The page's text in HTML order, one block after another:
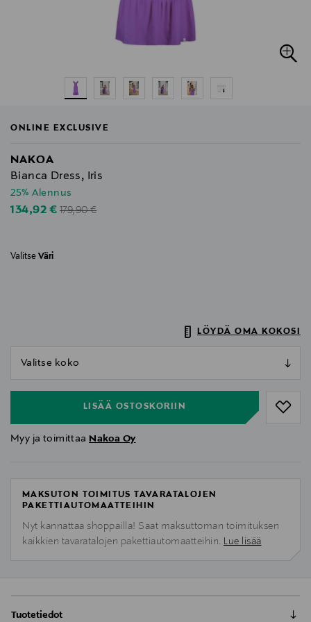
ONLINE EXCLUSIVE
NAKOA
Bianca Dress, Iris
25% Alennus
Discounted Price
134,92 €Original Price
179,90 €
Valitse Väri
LÖYDÄ OMA KOKOSI
LISÄÄ OSTOSKORIIN
Myy ja toimittaa Nakoa Oy
MAKSUTON TOIMITUS TAVARATALOJEN
PAKETTIAUTOMAATTEIHIN
Nyt kannattaa shoppailla! Saat maksuttoman toimituksen
kaikkien tavaratalojen pakettiautomaatteihin. Lue lisää
Tuotetiedot